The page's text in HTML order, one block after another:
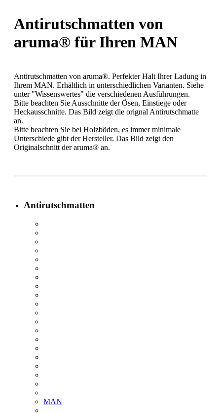
Antirutschmatten von
aruma® für Ihren MAN
Antirutschmatten von aruma®. Perfekter Halt Ihrer Ladung in
Ihrem MAN. Erhältlich in unterschiedlichen Varianten. Siehe
unter "Wissenswertes" die verschiedenen Ausführungen.
Bitte beachten Sie Ausschnitte der Ösen, Einstiege oder
Heckausschnitte. Das Bild zeigt die orignal Antirutschmatte
an.
Bitte beachten Sie bei Holzböden, es immer minimale
Unterschiede gibt der Hersteller. Das Bild zeigt den
Originalschnitt der aruma® an.
Antirutschmatten
MAN